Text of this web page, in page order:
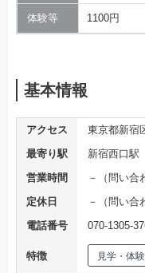
体験等 1100円
基本情報
アクセス
東京都新宿
最寄り駅
新宿西口
営業時間
－（問い合
定休日
－（問い合
電話番号
070-1305-
特徴 見学・体